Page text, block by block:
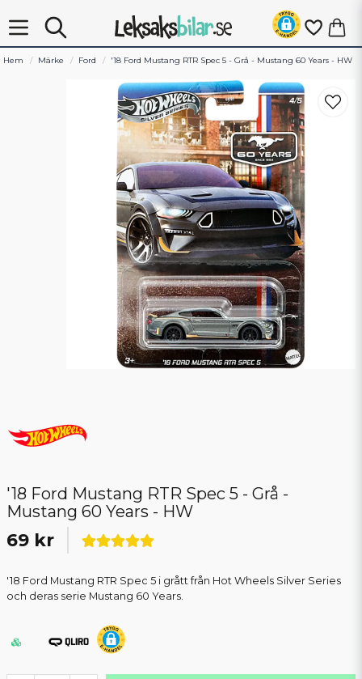
Hem Märke Ford '18 Ford Mustang RTR Spec 5 - Grå - Mustang 60 Years - HW
'18 Ford Mustang RTR Spec 5 - Grå -
Mustang 60 Years - HW
69 kr
'18 Ford Mustang RTR Spec 5 i grått från Hot Wheels Silver Series
och deras serie Mustang 60 Years.